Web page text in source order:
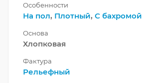
Особенности
На пол, Плотный, С бахромой
Основа
Хлопковая
Фактура
Рельефный